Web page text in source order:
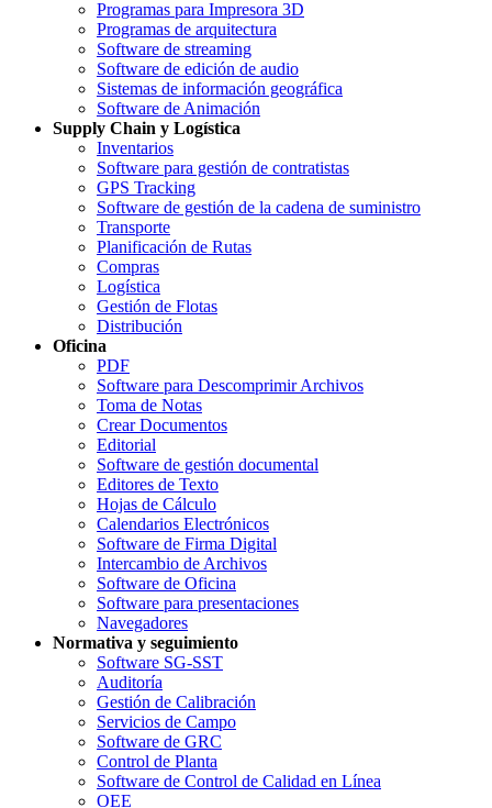
Programas para Impresora 3D
Programas de arquitectura
Software de streaming
Software de edición de audio
Sistemas de información geográfica
Software de Animación
Supply Chain y Logística
Inventarios
Software para gestión de contratistas
GPS Tracking
Software de gestión de la cadena de suministro
Transporte
Planificación de Rutas
Compras
Logística
Gestión de Flotas
Distribución
Oficina
PDF
Software para Descomprimir Archivos
Toma de Notas
Crear Documentos
Editorial
Software de gestión documental
Editores de Texto
Hojas de Cálculo
Calendarios Electrónicos
Software de Firma Digital
Intercambio de Archivos
Software de Oficina
Software para presentaciones
Navegadores
Normativa y seguimiento
Software SG-SST
Auditoría
Gestión de Calibración
Servicios de Campo
Software de GRC
Control de Planta
Software de Control de Calidad en Línea
OEE